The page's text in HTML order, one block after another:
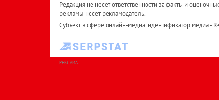
Редакция не несет ответственности за факты и
рекламы несет рекламодатель.
Субъект в сфере онлайн-медиа; идентификатор медиа -
РЕКЛАМА